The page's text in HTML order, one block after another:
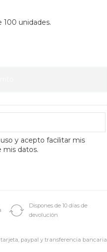
100 unidades.
y acepto facilitar mis
mis datos.
Dispones de 10 días de
devolución
tarjeta, paypal y transferencia bancaria